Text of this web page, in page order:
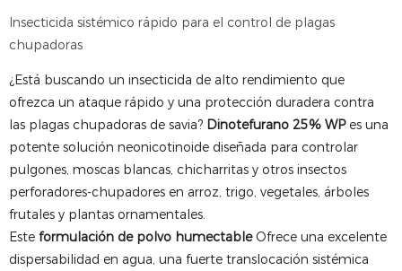
Insecticida sistémico rápido para el control de plagas
chupadoras
¿Está buscando un insecticida de alto rendimiento que
ofrezca un ataque rápido y una protección duradera contra
las plagas chupadoras de savia? Dinotefurano 25% WP es una
potente solución neonicotinoide diseñada para controlar
pulgones, moscas blancas, chicharritas y otros insectos
perforadores-chupadores en arroz, trigo, vegetales, árboles
frutales y plantas ornamentales.
Este formulación de polvo humectableOfrece una excelente
dispersabilidad en agua, una fuerte translocación sistémica